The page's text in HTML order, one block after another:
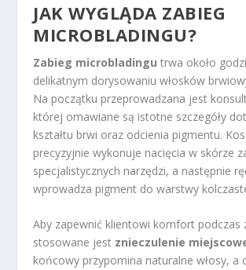
JAK WYGLĄDA ZABIEG
MICROBLADINGU?
Zabieg microbladingu trwa około
delikatnym dorysowaniu włosków
Na początku przeprowadzana jest
której omawiane są istotne szczegóły
kształtu brwi oraz odcienia pigmentu.
precyzyjnie wykonuje nacięcia w skórze
specjalistycznych narzędzi, a następnie
wprowadza pigment do warstwy
Aby zapewnić klientowi komfort podczas
stosowane jest znieczulenie
końcowy przypomina naturalne włosy, a